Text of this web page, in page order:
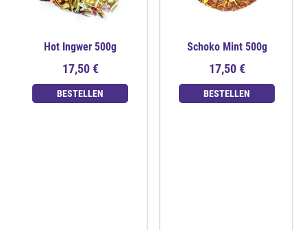
Hot Ingwer 500g
17,50 €
BESTELLEN
Schoko Mint 500g
17,50 €
BESTELLEN